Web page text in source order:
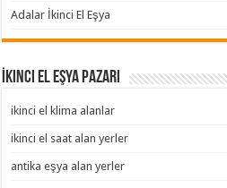
Adalar İkinci El Eşya
İkinci El Eşya Pazarı
ikinci el klima alanlar
ikinci el saat alan yerler
antika eşya alan yerler